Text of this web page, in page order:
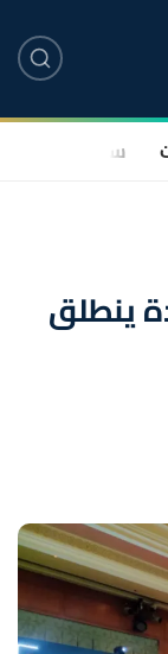
سياسة
للأسمدة ينطلق